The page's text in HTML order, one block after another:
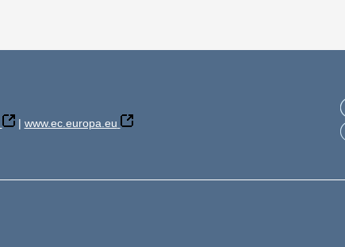
| www.ec.europa.eu